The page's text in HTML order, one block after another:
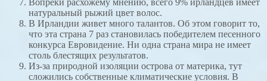
натуральный рыжий цвет волос.
В Ирландии живет много талантов. Об этом говорит то,
что эта страна 7 раз становилась победителем песенного
конкурса Евровидение. Ни одна страна мира не имеет
столь блестящих результатов.
Из-за природной изоляции острова от материка, тут
сложились собственные климатические условия. В